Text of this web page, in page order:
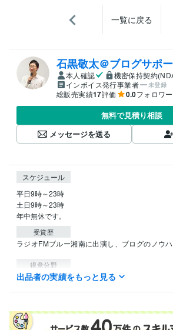
一覧に戻る
石黒敬太＠ブログサポ
本人確認 機密保持契約
インボイス発行事業者 未登録
総販売実績17評価 0.0フォロワー
無料で見積り相談
メッセージを送る
スケジュール
平日9時～23時
土日9時～23時
年中無休です。
受賞歴
ラジオFMブルー湘南に出演し、ブログのノウ
得意分野
Web制作・HP作成・EC構築 はてなブログの
出品者の実績をもっと見る